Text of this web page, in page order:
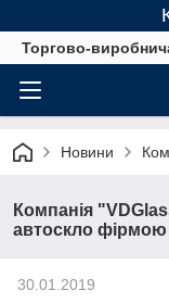
Торгово-
Новини
Компанія
автоскло
30.01.2019